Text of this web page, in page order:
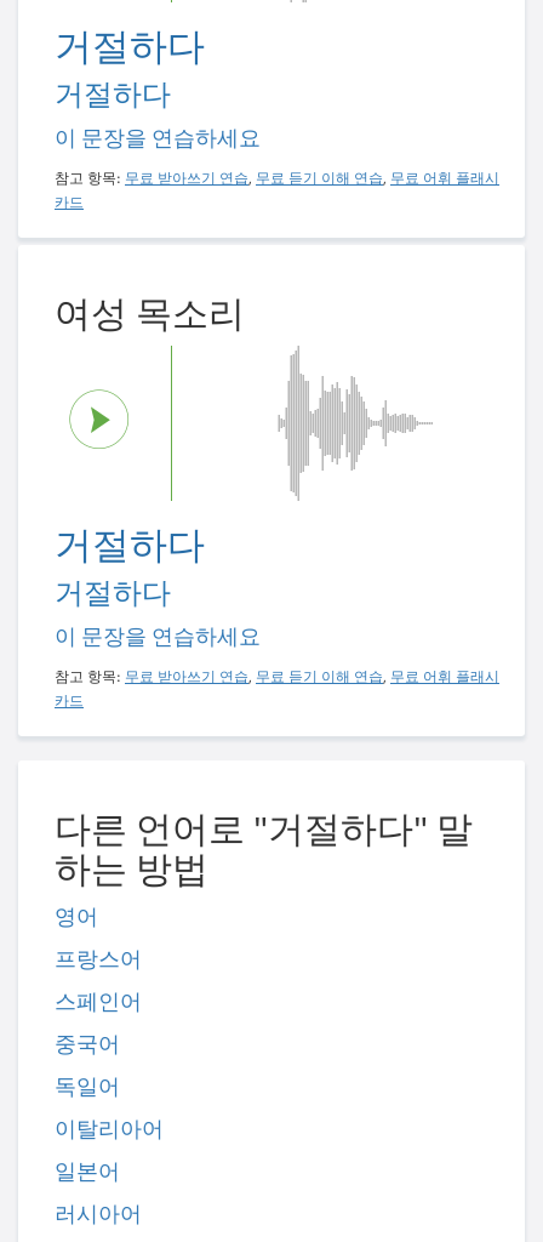
거절하다
거절하다
이 문장을 연습하세요
참고 항목: 무료 받아쓰기 연습, 무료 듣기 이해 연습, 무료 어휘 플래시
카드
여성 목소리
거절하다
거절하다
이 문장을 연습하세요
참고 항목: 무료 받아쓰기 연습, 무료 듣기 이해 연습, 무료 어휘 플래시
카드
다른 언어로 "거절하다" 말
하는 방법
영어
프랑스어
스페인어
중국어
독일어
이탈리아어
일본어
러시아어